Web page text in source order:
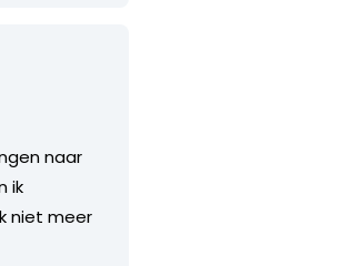
naar
ik
niet meer